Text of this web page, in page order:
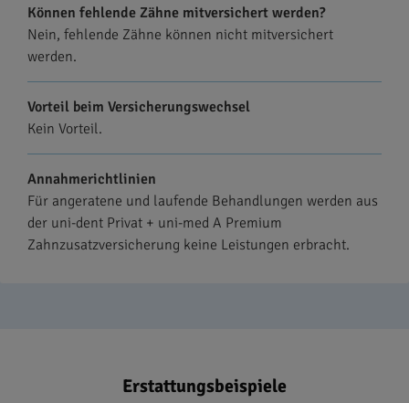
Können fehlende Zähne mitversichert werden?
Nein, fehlende Zähne können nicht mitversichert
werden.
Vorteil beim Versicherungswechsel
Kein Vorteil.
Annahmerichtlinien
Für angeratene und laufende Behandlungen werden aus
der uni-dent Privat + uni-med A Premium
Zahnzusatzversicherung keine Leistungen erbracht.
Erstattungsbeispiele